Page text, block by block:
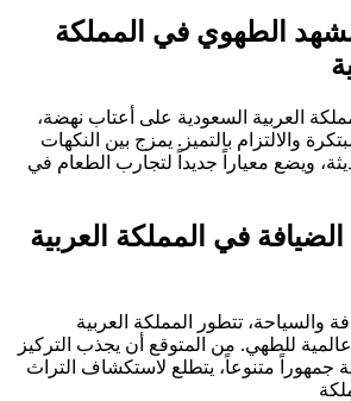
الطهوي في المملكة
العربية السعودية على أعتاب نهضة،
والالتزام بالتميز. يمزج بين النكهات
ويضع معياراً جديداً لتجارب الطعام في
في المملكة العربية
والسياحة، تتطور المملكة العربية
للطهي. من المتوقع أن يجذب التركيز
جمهوراً متنوعاً، يتطلع لاستكشاف التراث